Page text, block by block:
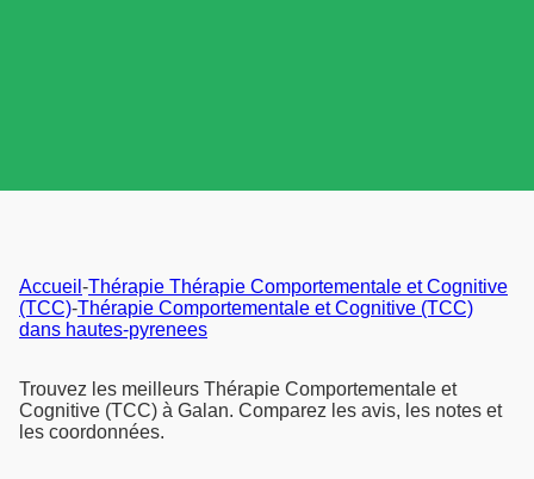
Accueil -Thérapie Thérapie Comportementale et Cognitive
(TCC)-Thérapie Comportementale et Cognitive (TCC)
dans hautes-pyrenees
Trouvez les meilleurs Thérapie Comportementale et
Cognitive (TCC) à Galan. Comparez les avis, les notes et
les coordonnées.